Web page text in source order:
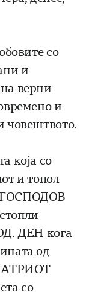
со
и
верни
и
човештвото.
која со
и топол
ГОСПОДОВ
ДЕН кога
од
со